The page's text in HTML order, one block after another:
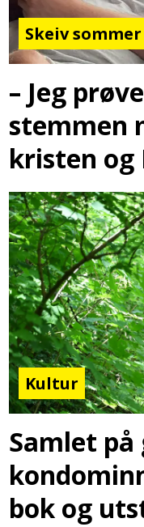
Skeiv sommer
– Jeg
stemmen
kristen og
Kultur
Samlet på
bok og